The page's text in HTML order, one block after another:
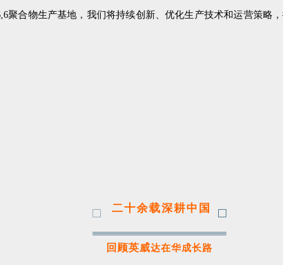
聚合物生产基地，我们将持续创新、优化生产技术和运营策略
二十余载深耕中国
回顾英威达在华成长路